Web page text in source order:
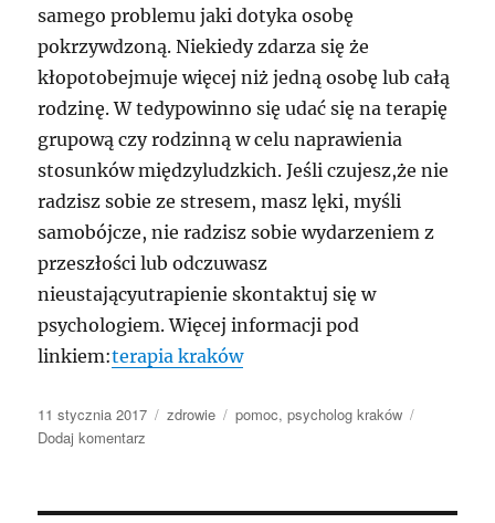
samego problemu jaki dotyka osobę
pokrzywdzoną. Niekiedy zdarza się że
kłopotobejmuje więcej niż jedną osobę lub całą
rodzinę. W tedypowinno się udać się na terapię
grupową czy rodzinną w celu naprawienia
stosunków międzyludzkich. Jeśli czujesz,że nie
radzisz sobie ze stresem, masz lęki, myśli
samobójcze, nie radzisz sobie wydarzeniem z
przeszłości lub odczuwasz
nieustającyutrapienie skontaktuj się w
psychologiem. Więcej informacji pod
linkiem:terapia kraków
Data
publikacji
11 stycznia 2017 Kategorie
zdrowie Tagi
pomoc,psycholog kraków
Dodaj komentarz
to